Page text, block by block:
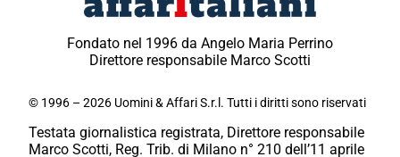
Fondato nel 1996 da Angelo Maria Perrino
Direttore responsabile Marco Scotti
© 1996 – 2026 Uomini & Affari S.r.l. Tutti i diritti sono riservati
Testata giornalistica registrata, Direttore responsabile
Marco Scotti, Reg. Trib. di Milano n° 210 dell’11 aprile